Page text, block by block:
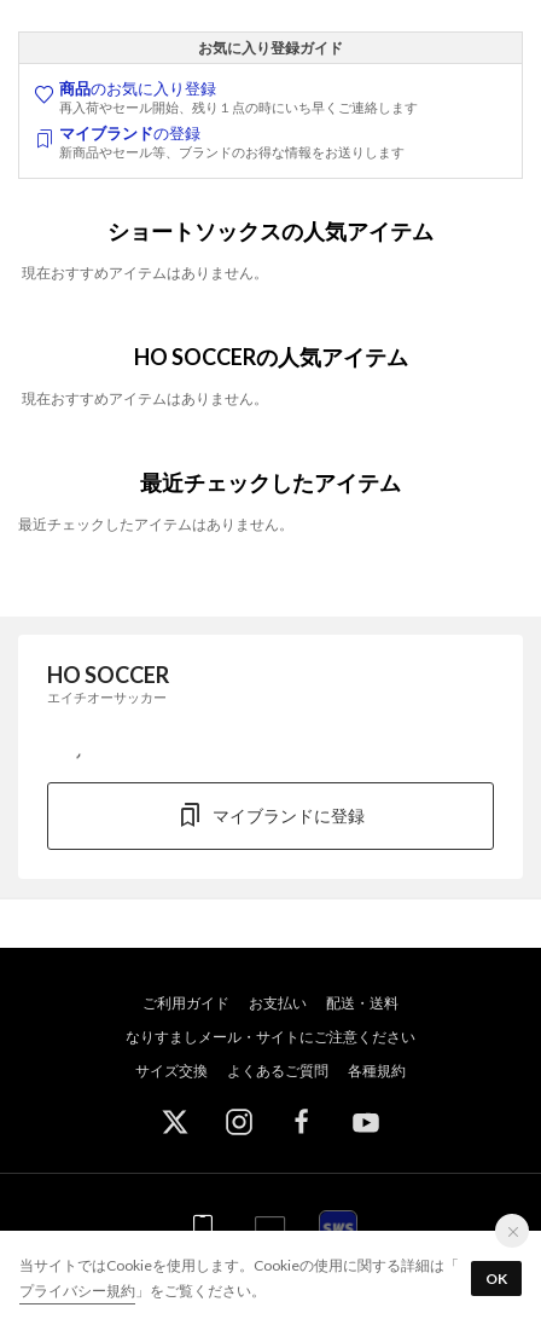
スポーツウェブショッパーズ
最短当日出荷！
アプリを使う
お気に入り登録ガイド
商品のお気に入り登録
再入荷やセール開始、残り１点の時にいち早くご連絡します
マイブランドの登録
新商品やセール等、ブランドのお得な情報をお送りします
ショートソックスの人気アイテム
現在おすすめアイテムはありません。
HO SOCCERの人気アイテム
現在おすすめアイテムはありません。
最近チェックしたアイテム
最近チェックしたアイテムはありません。
HO SOCCER
エイチオーサッカー
マイブランドに登録
ご利用ガイド お支払い
配送・送料
なりすましメール・サイトにご注意ください
サイズ交換
よくあるご質問 各種規約
WEB WEB アプリ
© JADE GROUP,Inc. All Rights Reserved
当サイトではCookieを使用します。Cookieの使用に関する詳細は「
プライバシー規約 」をご覧ください。
OK